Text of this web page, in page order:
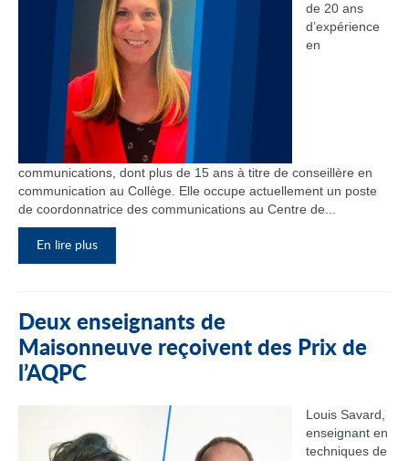
de 20 ans
d’expérience
en
communications, dont plus de 15 ans à titre de conseillère en
communication au Collège. Elle occupe actuellement un poste
de coordonnatrice des communications au Centre de...
En lire plus
Deux enseignants de
Maisonneuve reçoivent des Prix de
l’AQPC
Louis Savard,
enseignant en
techniques de